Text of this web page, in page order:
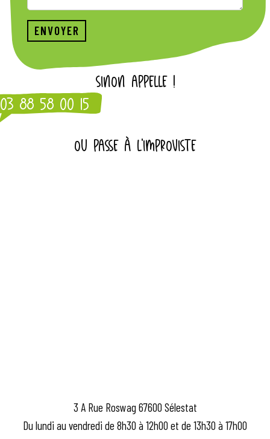
SINON APPELLE !
03 88 58 00 15
OU PASSE À L'IMPROVISTE
3 A Rue Roswag 67600 Sélestat
Du lundi au vendredi de 8h30 à 12h00 et de 13h30 à 17h00